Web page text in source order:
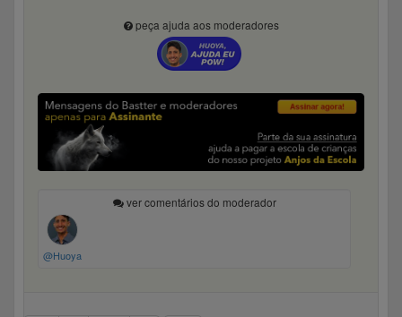
peça ajuda aos moderadores
ver comentários do moderador
@Huoya